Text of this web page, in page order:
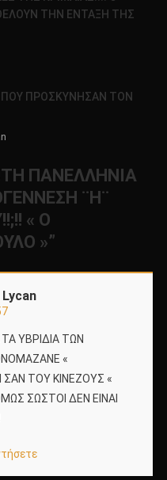
ΤΗΝ ΕΝΤΑΞΗ ΤΗΣ
ΠΟΥ ΠΡΟΣΚΥΝΗΣΑΝ ΤΟΝ
ΠΑΝΕΛΛΗΝΙΑ
¨Η¨
« Ο
»”
ΥΒΡΙΔΙΑ ΤΩΝ
«
ΣΑΝ ΤΟΥ ΚΙΝΕΖΟΥΣ «
ΣΩΣΤΟΙ ΔΕΝ ΕΙΝΑΙ